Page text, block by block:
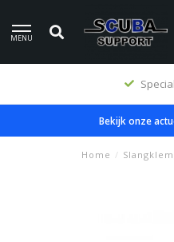
MENU
Bekijk onze
Home /